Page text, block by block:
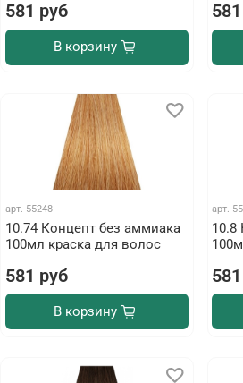
581 руб
В корзину
арт. 55248
10.74 Концепт без аммиака
100мл краска для волос
581 руб
В корзину
арт.
10.8